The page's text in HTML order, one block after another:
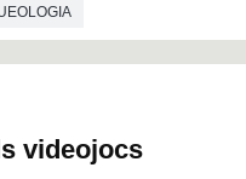
videojocs